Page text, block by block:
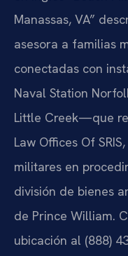
Manassas, VA”
asesora a familias
conectadas con
Naval Station
Little Creek—que
Law Offices Of
militares en
división de bienes
de Prince William.
ubicación al (888)